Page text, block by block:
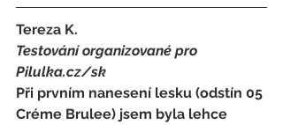
Tereza K.
Testování organizované pro
Pilulka.cz/sk
Při prvním nanesení lesku (odstín 05
Créme Brulee) jsem byla lehce